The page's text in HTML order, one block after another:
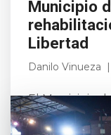
Municipio
Libertad
Danilo Vinueza
El Municipio
del alcalde